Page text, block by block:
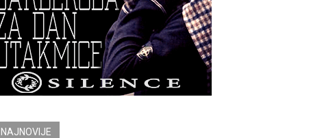
NAJNOVIJE